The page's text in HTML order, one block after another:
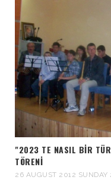
"2023 TE NASIL BIR
TÖRENI
26 AUGUST 2012